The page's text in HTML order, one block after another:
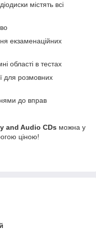
містять всі
екзаменаційних
області в тестах
для розмовних
до вправ
and Audio CDs можна у
ціною!